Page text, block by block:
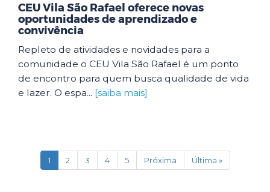
CEU Vila São Rafael oferece novas
oportunidades de aprendizado e
convivência
Repleto de atividades e novidades para a
comunidade o CEU Vila São Rafael é um ponto
de encontro para quem busca qualidade de vida
e lazer. O espa... [saiba mais]
1(current)
2 3 4 5 Próxima Última »